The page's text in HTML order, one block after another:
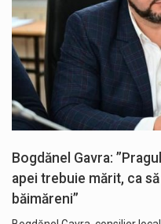
Bogdănel Gavra:
apei trebuie mărit, ca
băimăreni”